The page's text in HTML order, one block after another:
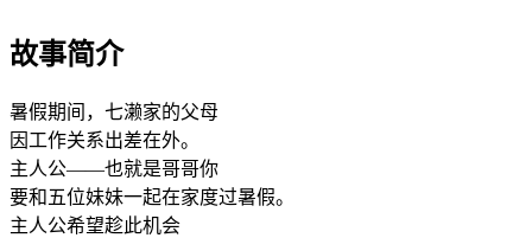
故事简介
暑假期间，七濑家的父母
因工作关系出差在外。
主人公——也就是哥哥你
要和五位妹妹一起在家度过暑假。
主人公希望趁此机会